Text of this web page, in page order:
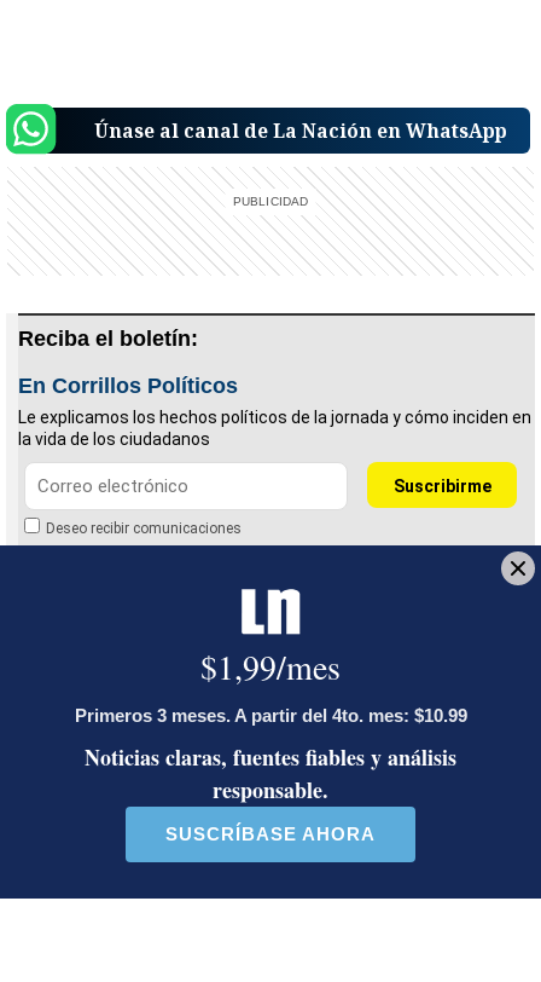
Únase al canal de La Nación en WhatsApp
Reciba el boletín:
En Corrillos Políticos
Le explicamos los hechos políticos de la jornada y cómo inciden en
la vida de los ciudadanos
Deseo recibir comunicaciones
Juntas de Educación
Liceo de Costa Rica Alejandra Madrigal Fernández
Municipalidad de San José
Diego Bosque
Trabajó en La Nación hasta el 2025. Ejerce
periodismo desde 2010. Se especializa en investigar
compras públicas y uso de recursos estatales. En
2020 recibió mención de honor del Premio Nacional